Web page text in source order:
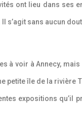
ont lieu dans
s’agit sans aucun
à voir à Annecy,
petite île de la rivière
expositions qu’il